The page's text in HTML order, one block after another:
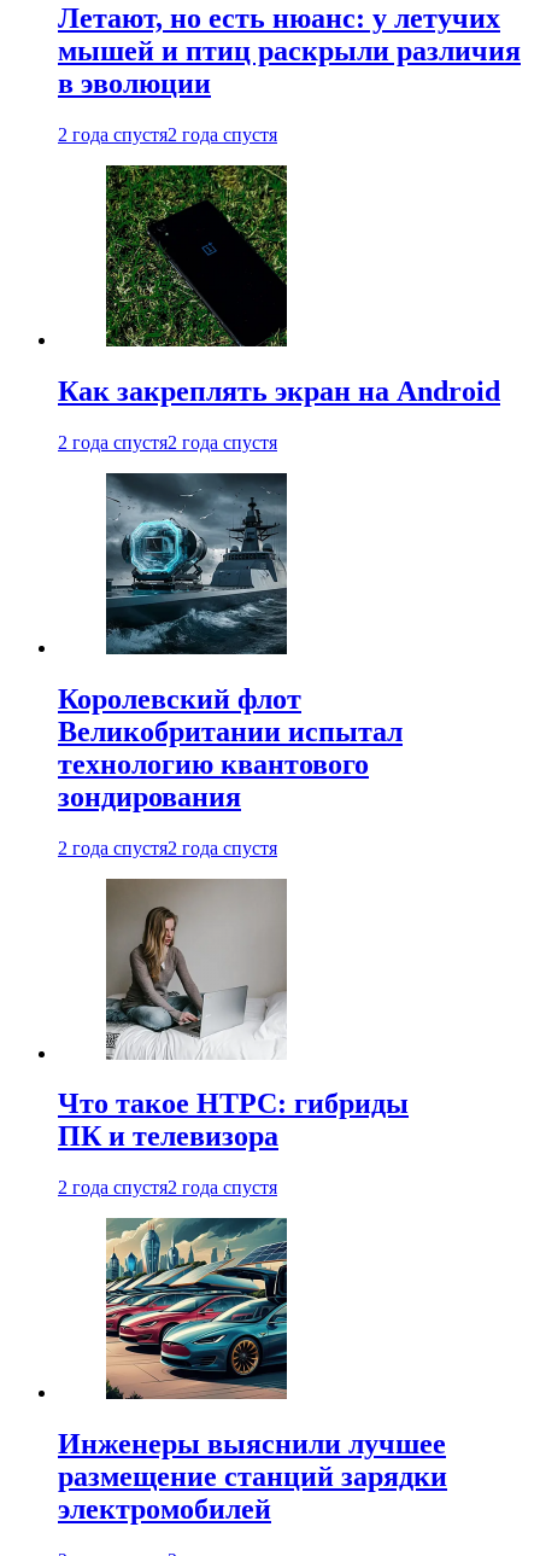
Летают, но есть нюанс: у летучих
мышей и птиц раскрыли различия
в эволюции
2 года спустя2 года спустя
Как закреплять экран на Android
2 года спустя2 года спустя
Королевский флот
Великобритании испытал
технологию квантового
зондирования
2 года спустя2 года спустя
Что такое HTPC: гибриды
ПК и телевизора
2 года спустя2 года спустя
Инженеры выяснили лучшее
размещение станций зарядки
электромобилей